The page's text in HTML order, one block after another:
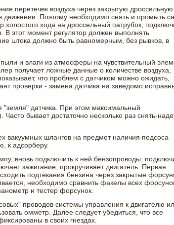
перетечек воздуха через закрытую дроссельную
в движении. Поэтому необходимо снять и промыть
холостого хода на дроссельный патрубок,
В этот момент регулятор должен выполнять
штока должно быть равномерным, без рывков, в
и влаги из атмосферы на чувствительный
получает ложные данные о количестве воздуха,
что проблем с датчиком можно ожидать,
проверки - замена датчика на заведомо
"земля" датчика. При этом максимальный
бывает достаточно несколько раз снять-
вакуумных шлангов на предмет наличия подсоса
к адсорберу.
вновь подключить к ней бензопроводы,
зажигание, прокручивает двигатель. Первая
подтекания бензина через закрытые
необходимо сравнить факелы всех
и тестер форсунок.
проводов системы управления к двигателю
омметр. Далее следует убедиться, что все
в своих гнездах.